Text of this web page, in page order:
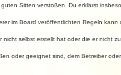
Sitten verstoßen. Du erklärst
im Board veröffentlichten Regeln
selbst erstellt hat oder die er nicht
oder geeignet sind, dem Betreiber